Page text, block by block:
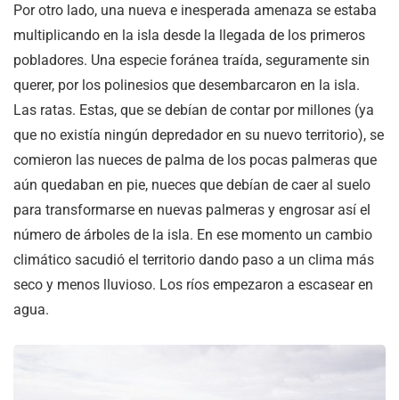
Por otro lado, una nueva e inesperada amenaza se estaba
multiplicando en la isla desde la llegada de los primeros
pobladores. Una especie foránea traída, seguramente sin
querer, por los polinesios que desembarcaron en la isla.
Las ratas. Estas, que se debían de contar por millones (ya
que no existía ningún depredador en su nuevo territorio), se
comieron las nueces de palma de los pocas palmeras que
aún quedaban en pie, nueces que debían de caer al suelo
para transformarse en nuevas palmeras y engrosar así el
número de árboles de la isla. En ese momento un cambio
climático sacudió el territorio dando paso a un clima más
seco y menos lluvioso. Los ríos empezaron a escasear en
agua.